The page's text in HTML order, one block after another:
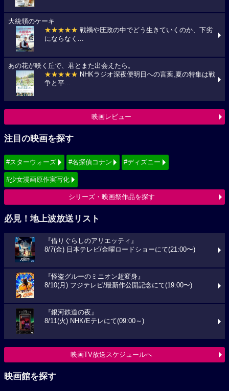
大統領のケーキ
★★★★★ 戦禍や圧政の中でどう生きていくのか、下劣
にならなく...
あの花が咲く丘で、君とまた出会えたら。
★★★★★ NHKラジオ深夜便明日への言葉,夏の特集は戦
争と平...
映画レビュー
注目の映画を探す
#スターウォーズ #名探偵コナン #ディズニー
#少女漫画原作実写化
シリーズ・映画祭作品を探す
必見！地上波放送リスト
『借りぐらしのアリエッティ』
8/7(金) 日本テレビ/金曜ロードショーにて(21:00〜)
『怪盗グルーのミニオン超変身』
8/10(月) フジテレビ/最新作公開記念にて(19:00〜)
『銀河鉄道の夜』
8/11(火) NHK/Eテレにて(09:00～)
映画TV放送スケジュールへ
映画館を探す